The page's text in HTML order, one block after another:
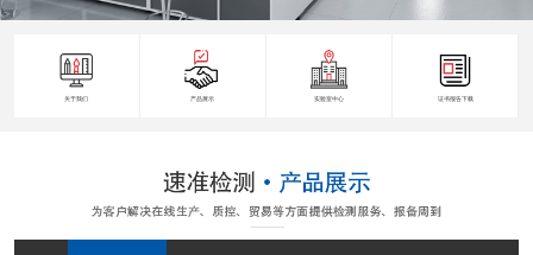
关于我们 产品展示 实验室中心 证书报告下载